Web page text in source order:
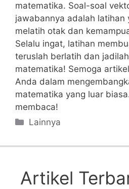
matematika. Soal-soal
jawabannya adalah⁣ latihan
melatih ⁤otak dan
Selalu ingat, latihan
teruslah ⁢berlatih ‍dan
matematika! Semoga‌
Anda dalam​
matematika yang luar
membaca!
Categories
Lainnya
Artikel